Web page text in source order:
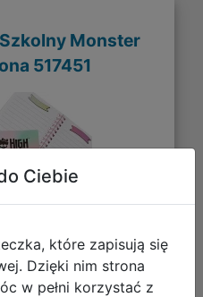
Monster
517451
Ciebie
które zapisują się
Dzięki nim strona
w pełni korzystać z